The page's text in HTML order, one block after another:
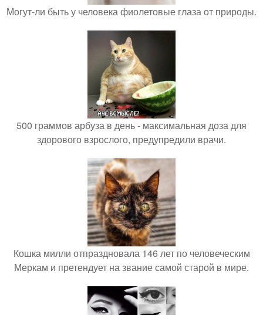
Могут-ли быть у человека фиолетовые глаза от природы.
500 граммов арбуза в день - максимальная доза для
здорового взрослого, предупредили врачи.
Кошка милли отпраздновала 146 лет по человеческим
Меркам и претендует на звание самой старой в мире.